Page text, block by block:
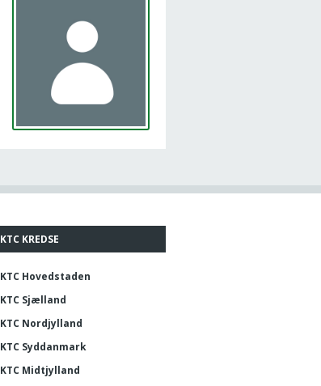
KTC KREDSE
KTC Hovedstaden
KTC Sjælland
KTC Nordjylland
KTC Syddanmark
KTC Midtjylland